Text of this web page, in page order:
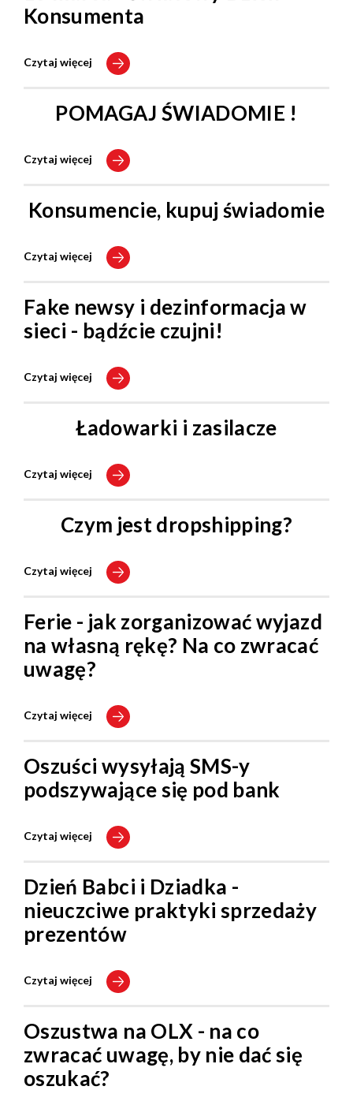
Konsumenta
Czytaj więcej
POMAGAJ ŚWIADOMIE !
Czytaj więcej
Konsumencie, kupuj świadomie
Czytaj więcej
Fake newsy i dezinformacja w
sieci - bądźcie czujni!
Czytaj więcej
Ładowarki i zasilacze
Czytaj więcej
Czym jest dropshipping?
Czytaj więcej
Ferie - jak zorganizować wyjazd
na własną rękę? Na co zwracać
uwagę?
Czytaj więcej
Oszuści wysyłają SMS-y
podszywające się pod bank
Czytaj więcej
Dzień Babci i Dziadka -
nieuczciwe praktyki sprzedaży
prezentów
Czytaj więcej
Oszustwa na OLX - na co
zwracać uwagę, by nie dać się
oszukać?